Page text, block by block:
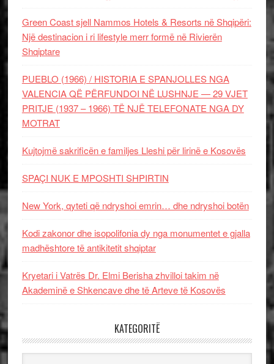
Green Coast sjell Nammos Hotels & Resorts në Shqipëri:
Një destinacion i ri lifestyle merr formë në Rivierën
Shqiptare
PUEBLO (1966) / HISTORIA E SPANJOLLES NGA
VALENCIA QË PËRFUNDOI NË LUSHNJE — 29 VJET
PRITJE (1937 – 1966) TË NJË TELEFONATE NGA DY
MOTRAT
Kujtojmë sakrificën e familjes Lleshi për lirinë e Kosovës
SPAÇI NUK E MPOSHTI SHPIRTIN
New York, qyteti që ndryshoi emrin… dhe ndryshoi botën
Kodi zakonor dhe isopolifonia dy nga monumentet e gjalla
madhështore të antikitetit shqiptar
Kryetari i Vatrës Dr. Elmi Berisha zhvilloi takim në
Akademinë e Shkencave dhe të Arteve të Kosovës
KATEGORITË